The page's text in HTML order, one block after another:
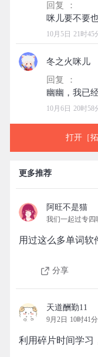
回复 ：
10月5日 21时45
冬之火咪儿
回复 ：
10月6日 20时58
打开［
更多推荐
阿旺不是猫
我们一起过专四
用过这么多单词软
分享
天道酬勤11
9月2日 10时41分
利用碎片时间学习